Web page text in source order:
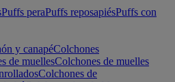
Puffs peraPuffs reposapiésPuffs con
y canapéColchones
de muellesColchones de muelles
Colchones de